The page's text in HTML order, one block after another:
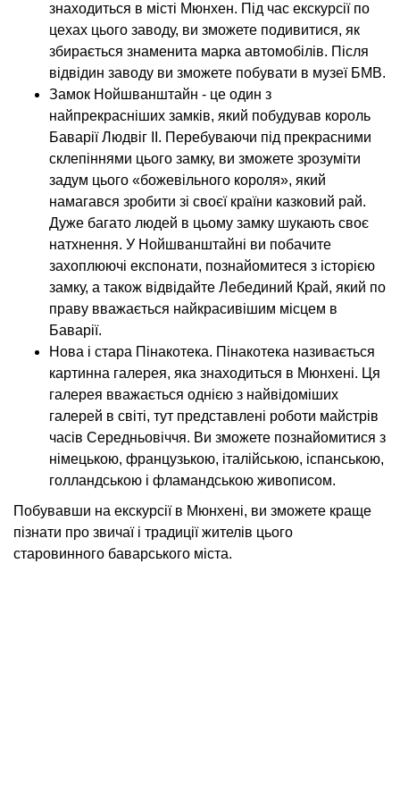
знаходиться в місті Мюнхен. Під час екскурсії по
цехах цього заводу, ви зможете подивитися, як
збирається знаменита марка автомобілів. Після
відвідин заводу ви зможете побувати в музеї БМВ.
Замок Нойшванштайн - це один з
найпрекрасніших замків, який побудував король
Баварії Людвіг II. Перебуваючи під прекрасними
склепіннями цього замку, ви зможете зрозуміти
задум цього «божевільного короля», який
намагався зробити зі своєї країни казковий рай.
Дуже багато людей в цьому замку шукають своє
натхнення. У Нойшванштайні ви побачите
захоплюючі експонати, познайомитеся з історією
замку, а також відвідайте Лебединий Край, який по
праву вважається найкрасивішим місцем в
Баварії.
Нова і стара Пінакотека. Пінакотека називається
картинна галерея, яка знаходиться в Мюнхені. Ця
галерея вважається однією з найвідоміших
галерей в світі, тут представлені роботи майстрів
часів Середньовіччя. Ви зможете познайомитися з
німецькою, французькою, італійською, іспанською,
голландською і фламандською живописом.
Побувавши на екскурсії в Мюнхені, ви зможете краще
пізнати про звичаї і традиції жителів цього
старовинного баварського міста.